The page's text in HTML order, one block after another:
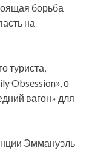
борьба
на
туриста,
Obsession», о
вагон» для
Эммануэль